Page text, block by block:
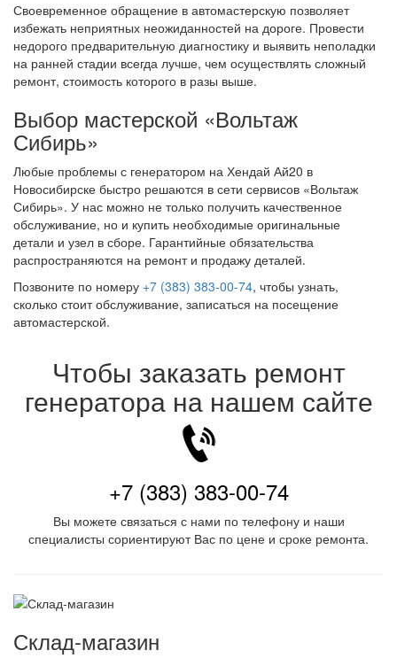
Своевременное обращение в автомастерскую позволяет
избежать неприятных неожиданностей на дороге. Провести
недорого предварительную диагностику и выявить неполадки
на ранней стадии всегда лучше, чем осуществлять сложный
ремонт, стоимость которого в разы выше.
Выбор мастерской «Вольтаж
Сибирь»
Любые проблемы с генератором на Хендай Ай20 в
Новосибирске быстро решаются в сети сервисов «Вольтаж
Сибирь». У нас можно не только получить качественное
обслуживание, но и купить необходимые оригинальные
детали и узел в сборе. Гарантийные обязательства
распространяются на ремонт и продажу деталей.
Позвоните по номеру +7 (383) 383-00-74, чтобы узнать,
сколько стоит обслуживание, записаться на посещение
автомастерской.
Чтобы заказать ремонт
генератора на нашем сайте
+7 (383) 383-00-74
Вы можете связаться с нами по телефону и наши
специалисты сориентируют Вас по цене и сроке ремонта.
Склад-магазин